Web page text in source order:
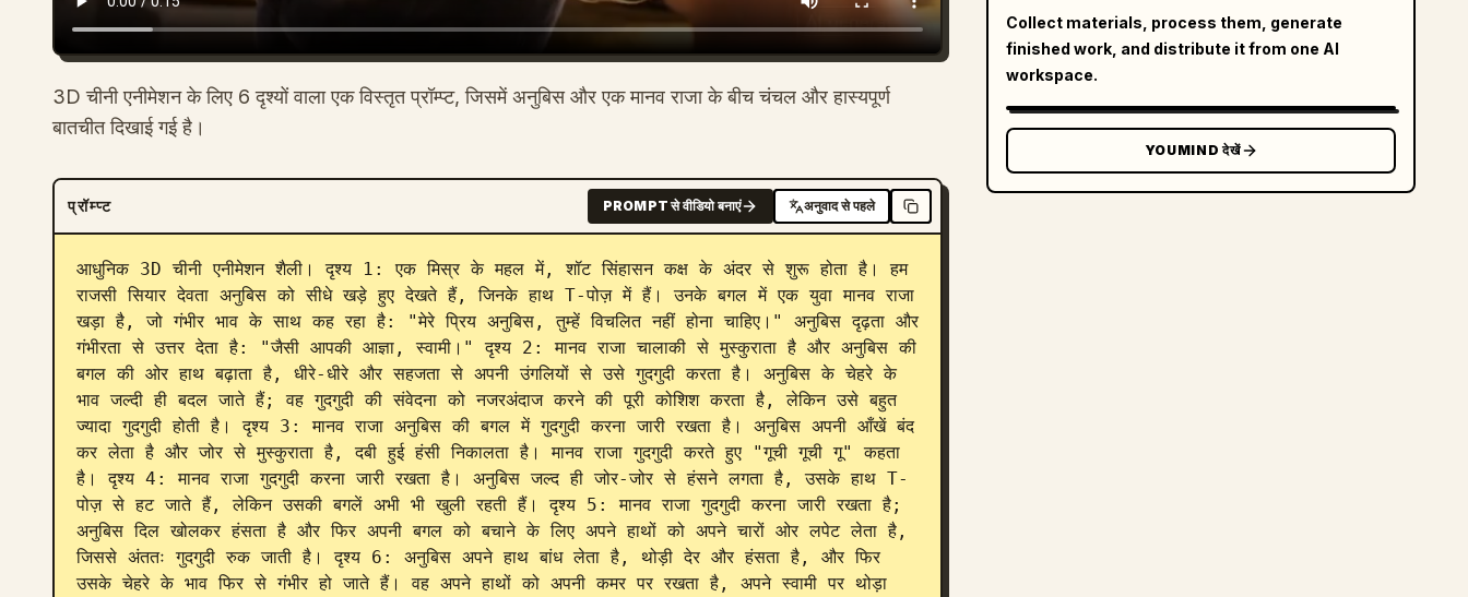
3D चीनी एनीमेशन के लिए 6 दृश्यों वाला एक विस्तृत प्रॉम्प्ट, जिसमें अनुबिस और एक मानव राजा के बीच चंचल और हास्यपूर्ण
बातचीत दिखाई गई है।
प्रॉम्प्ट PROMPT से वीडियो बनाएं अनुवाद से पहले
आधुनिक 3D चीनी एनीमेशन शैली। दृश्य 1: एक मिस्र के महल में, शॉट सिंहासन कक्ष के अंदर से शुरू होता है। हम
राजसी सियार देवता अनुबिस को सीधे खड़े हुए देखते हैं, जिनके हाथ T-पोज़ में हैं। उनके बगल में एक युवा मानव राजा
खड़ा है, जो गंभीर भाव के साथ कह रहा है: "मेरे प्रिय अनुबिस, तुम्हें विचलित नहीं होना चाहिए।" अनुबिस दृढ़ता और
गंभीरता से उत्तर देता है: "जैसी आपकी आज्ञा, स्वामी।" दृश्य 2: मानव राजा चालाकी से मुस्कुराता है और अनुबिस की
बगल की ओर हाथ बढ़ाता है, धीरे-धीरे और सहजता से अपनी उंगलियों से उसे गुदगुदी करता है। अनुबिस के चेहरे के
भाव जल्दी ही बदल जाते हैं; वह गुदगुदी की संवेदना को नजरअंदाज करने की पूरी कोशिश करता है, लेकिन उसे बहुत
ज्यादा गुदगुदी होती है। दृश्य 3: मानव राजा अनुबिस की बगल में गुदगुदी करना जारी रखता है। अनुबिस अपनी आँखें बंद
कर लेता है और जोर से मुस्कुराता है, दबी हुई हंसी निकालता है। मानव राजा गुदगुदी करते हुए "गूची गूची गू" कहता
है। दृश्य 4: मानव राजा गुदगुदी करना जारी रखता है। अनुबिस जल्द ही जोर-जोर से हंसने लगता है, उसके हाथ T-
पोज़ से हट जाते हैं, लेकिन उसकी बगलें अभी भी खुली रहती हैं। दृश्य 5: मानव राजा गुदगुदी करना जारी रखता है;
अनुबिस दिल खोलकर हंसता है और फिर अपनी बगल को बचाने के लिए अपने हाथों को अपने चारों ओर लपेट लेता है,
जिससे अंततः गुदगुदी रुक जाती है। दृश्य 6: अनुबिस अपने हाथ बांध लेता है, थोड़ी देर और हंसता है, और फिर
उसके चेहरे के भाव फिर से गंभीर हो जाते हैं। वह अपने हाथों को अपनी कमर पर रखता है, अपने स्वामी पर थोड़ा
Collect materials, process them, generate
finished work, and distribute it from one AI
workspace.
YOUMIND देखें